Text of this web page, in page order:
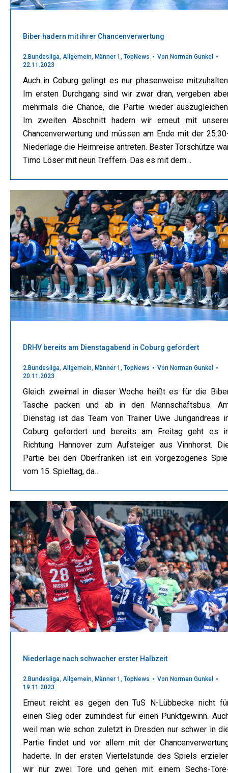
Biber hadern mit ihrer Chancenverwertung
2.Bundesliga, Allgemein, Männer 1 , TopNews Von Norman Gunkel
22.11.2023
Auch in Coburg gelingt es nur phasenweise
Im ersten Durchgang sind wir zwar dran, vergeben
mehrmals die Chance, die Partie wieder
Im zweiten Abschnitt hadern wir erneut mit
Chancenverwertung und müssen am Ende mit der
Niederlage die Heimreise antreten. Bester Torschütze
Timo Löser mit neun Treffern. Das es mit dem…
DRHV bereits am Dienstagabend in Coburg gefordert
2.Bundesliga, Allgemein, Männer 1 , TopNews Von Norman Gunkel
20.11.2023
Gleich zweimal in dieser Woche heißt es für die
Tasche packen und ab in den Mannschaftsbus.
Dienstag ist das Team von Trainer Uwe Jungandreas
Coburg gefordert und bereits am Freitag geht es
Richtung Hannover zum Aufsteiger aus Vinnhorst.
Partie bei den Oberfranken ist ein vorgezogenes
vom 15. Spieltag, da…
Niederlage nach schwacher erster Halbzeit
2.Bundesliga, Allgemein, Männer 1 , TopNews Von Norman Gunkel
19.11.2023
Erneut reicht es gegen den TuS N-Lübbecke nicht
einen Sieg oder zumindest für einen Punktgewinn.
weil man wie schon zuletzt in Dresden nur schwer in
Partie findet und vor allem mit der
haderte. In der ersten Viertelstunde des Spiels
wir nur zwei Tore und gehen mit einem Sechs-